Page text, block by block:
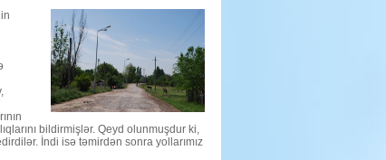
bildirmişlər. Qeyd olunmuşdur ki,
İndi isə təmirdən sonra yollarımız